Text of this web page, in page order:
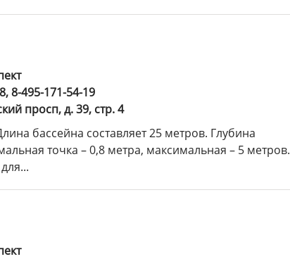
8-495-171-54-19
просп, д. 39, стр. 4
бассейна составляет 25 метров. Глубина
точка – 0,8 метра, максимальная – 5 метров.